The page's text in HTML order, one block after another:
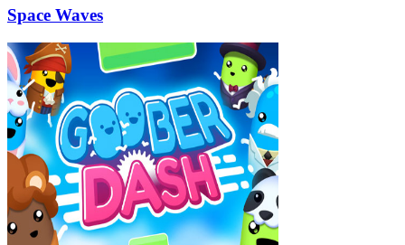
Space Waves